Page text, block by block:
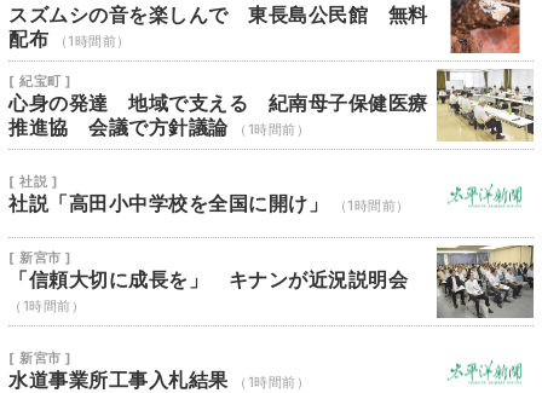
スズムシの音を楽しんで 東長島公民館 無料
配布
（1時間前）
[ 紀宝町 ]
心身の発達 地域で支える 紀南母子保健医療
推進協 会議で方針議論
（1時間前）
[ 社説 ]
社説「高田小中学校を全国に開け」 （1時間前）
[ 新宮市 ]
「信頼大切に成長を」 キナンが近況説明会
（1時間前）
[ 新宮市 ]
水道事業所工事入札結果 （1時間前）